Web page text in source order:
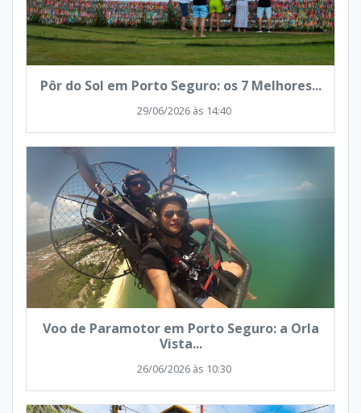
Pôr do Sol em Porto Seguro: os 7 Melhores...
29/06/2026 às 14:40
Voo de Paramotor em Porto Seguro: a Orla
Vista...
26/06/2026 às 10:30